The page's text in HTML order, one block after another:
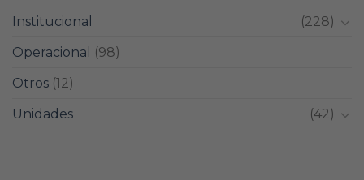
Institucional
(228)
Operacional
(98)
Otros (12)
Unidades
(42)